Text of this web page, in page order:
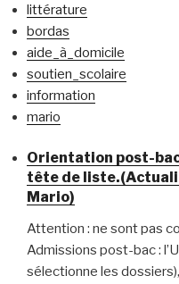
littérature
bordas
aide_à_domicile
soutien_scolaire
information
mario
Orientation post-
tête de
Mario)
Attention : ne sont pas
Admissions post-bac :
sélectionne les